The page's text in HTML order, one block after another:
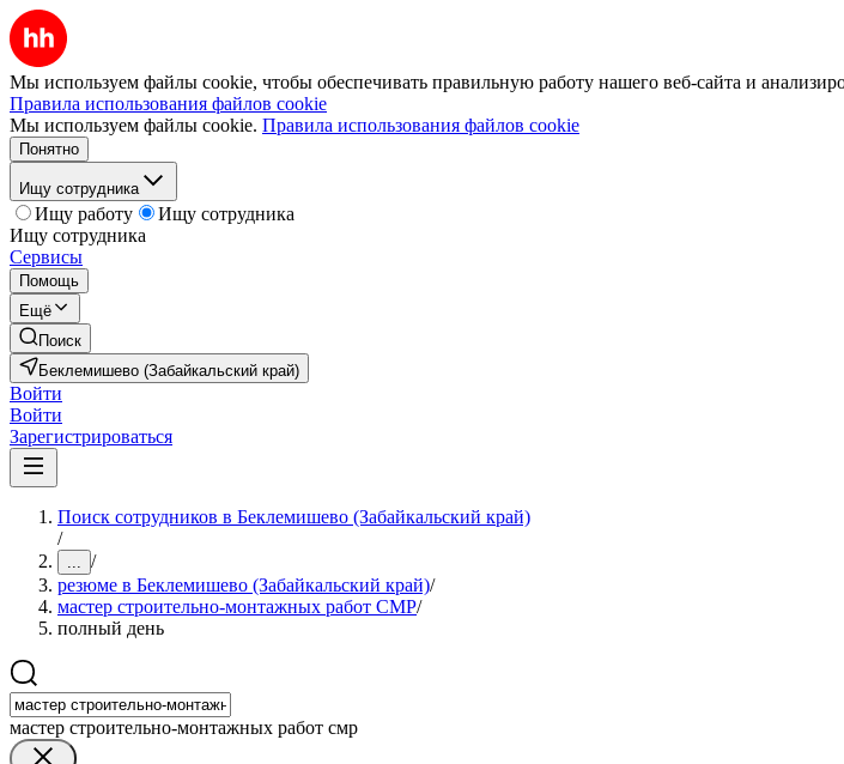
Мы используем файлы cookie, чтобы обеспечивать правильную работу нашего веб-сайта и
Правила использования файлов cookie
Мы используем файлы cookie. Правила использования файлов cookie
Понятно
Ищу сотрудника
Ищу работу
Ищу сотрудника
Ищу сотрудника
Сервисы
Помощь
Ещё
Поиск
Беклемишево (Забайкальский край)
Войти
Войти
Зарегистрироваться
Поиск сотрудников в Беклемишево (Забайкальский край)
/
... /
резюме в Беклемишево (Забайкальский край)/
мастер строительно-монтажных работ СМР/
полный день
мастер строительно-монтажных работ смр